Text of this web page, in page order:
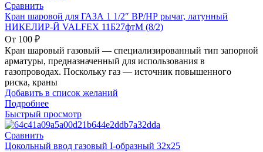
Сравнить
Кран шаровой для ГАЗА 1 1/2″ ВР/НР рычаг, латунный
НИКЕЛИР-Й VALFEX 11Б27фтМ (8/2)
От 100 ₽
Кран шаровый газовый — специализированный тип запорной
арматуры, предназначенный для использования в
газопроводах. Поскольку газ — источник повышенного
риска, краны
Добавить в список желаний
Подробнее
Быстрый просмотр
Сравнить
Цокольный ввод газовый I-образный 32х25